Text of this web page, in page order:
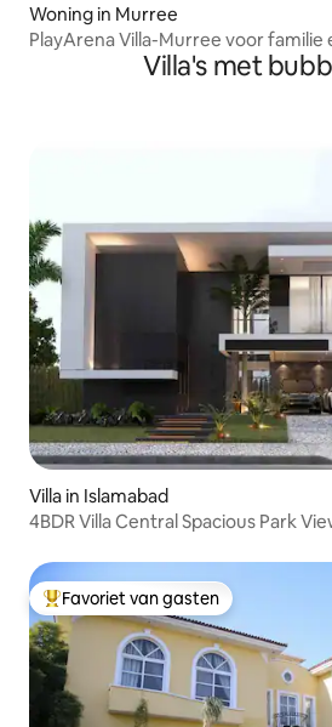
Woning in Murree
PlayArena Villa-Murree voor familie
Villa's met
Villa in Islamabad
4BDR Villa Central Spacious Park
Topfavoriet van gasten
Favoriet van gasten